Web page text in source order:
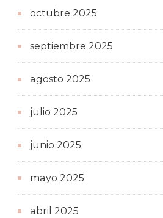
octubre 2025
septiembre 2025
agosto 2025
julio 2025
junio 2025
mayo 2025
abril 2025